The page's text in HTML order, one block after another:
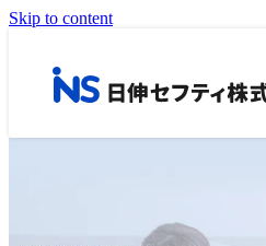
Skip to content